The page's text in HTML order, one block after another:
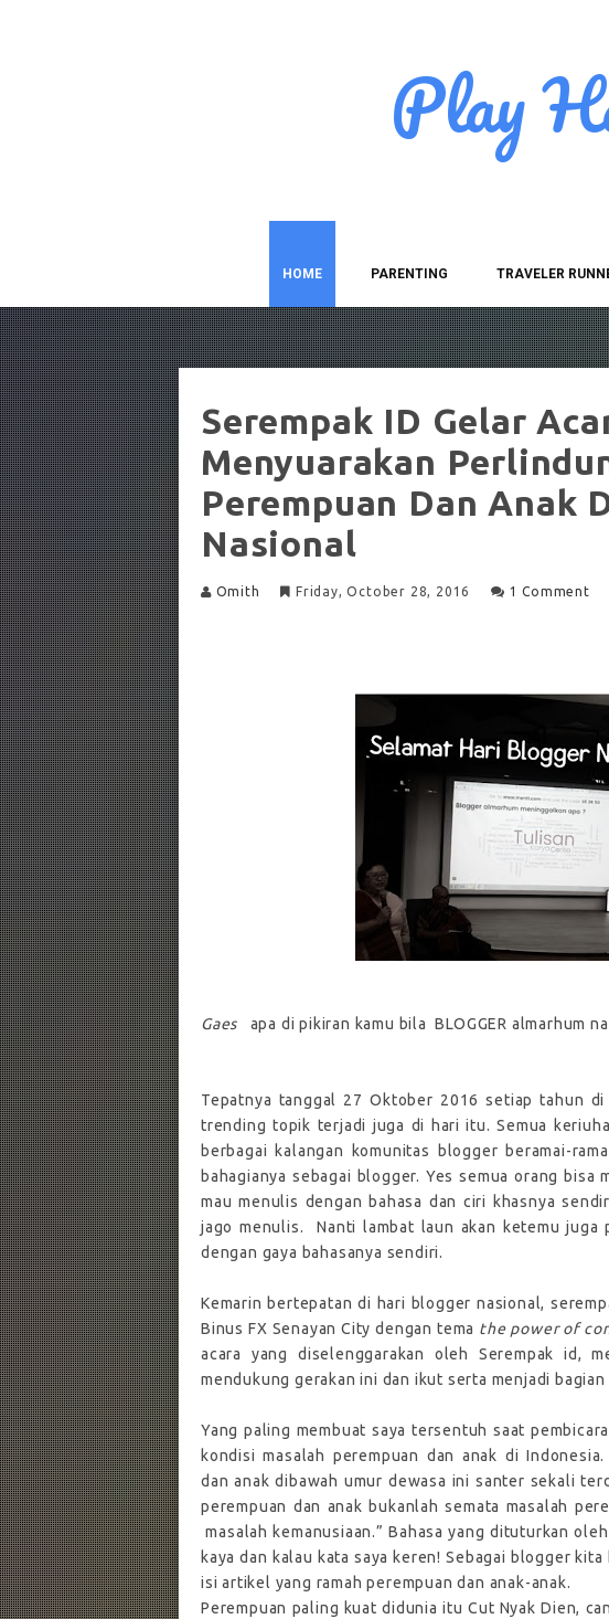
Play
HOME PARENTING TRAVELER
Serempak ID Gelar
Menyuarakan
Perempuan Dan Anak
Nasional
Omith Friday, October 28, 2016 1 Comment
Gaes apa di pikiran kamu bila BLOGGER almarhum
Tepatnya tanggal 27 Oktober 2016 setiap tahun
trending topik terjadi juga di hari itu. Semua
berbagai kalangan komunitas blogger beramai-
bahagianya sebagai blogger. Yes semua orang bisa
mau menulis dengan bahasa dan ciri khasnya
jago menulis.
Nanti lambat laun akan ketemu juga
dengan gaya bahasanya sendiri.
Kemarin bertepatan di hari blogger nasional,
Binus FX Senayan City dengan tema the power of
acara yang diselenggarakan oleh Serempak id,
mendukung gerakan ini dan ikut serta menjadi bagian
Yang paling membuat saya tersentuh saat
kondisi masalah perempuan dan anak di
dan anak dibawah umur dewasa ini santer sekali
perempuan dan anak bukanlah semata masalah
masalah kemanusiaan.” Bahasa yang dituturkan
kaya dan kalau kata saya keren! Sebagai blogger
isi artikel yang ramah perempuan dan anak-anak.
Perempuan paling kuat didunia itu Cut Nyak Dien,